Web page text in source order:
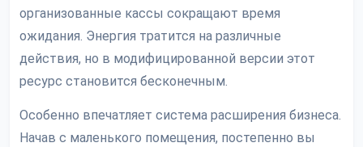
организованные кассы сокращают время
ожидания. Энергия тратится на различные
действия, но в модифицированной версии этот
ресурс становится бесконечным.
Особенно впечатляет система расширения бизнеса.
Начав с маленького помещения, постепенно вы